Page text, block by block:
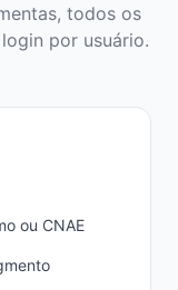
todos os
por usuário.
ou CNAE